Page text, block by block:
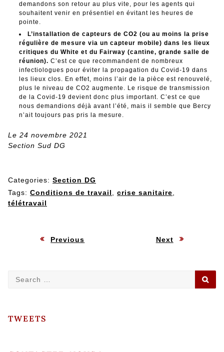
demandons son retour au plus vite, pour les agents qui
souhaitent venir en présentiel en évitant les heures de
pointe.
L’installation de capteurs de CO2 (ou au moins la prise
régulière de mesure via un capteur mobile) dans les lieux
critiques du White et du Fairway (cantine, grande salle de
réunion). C’est ce que recommandent de nombreux
infectiologues pour éviter la propagation du Covid-19 dans
les lieux clos. En effet, moins l’air de la pièce est renouvelé,
plus le niveau de CO2 augmente. Le risque de transmission
de la Covid-19 devient donc plus important. C’est ce que
nous demandions déjà avant l’été, mais il semble que Bercy
n’ait toujours pas pris la mesure.
Le 24 novembre 2021
Section Sud DG
Categories: Section DG
Tags: Conditions de travail crise sanitaire
télétravail
Navigation
l’article
Previous Next:
TWEETS